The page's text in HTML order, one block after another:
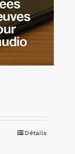
Détails